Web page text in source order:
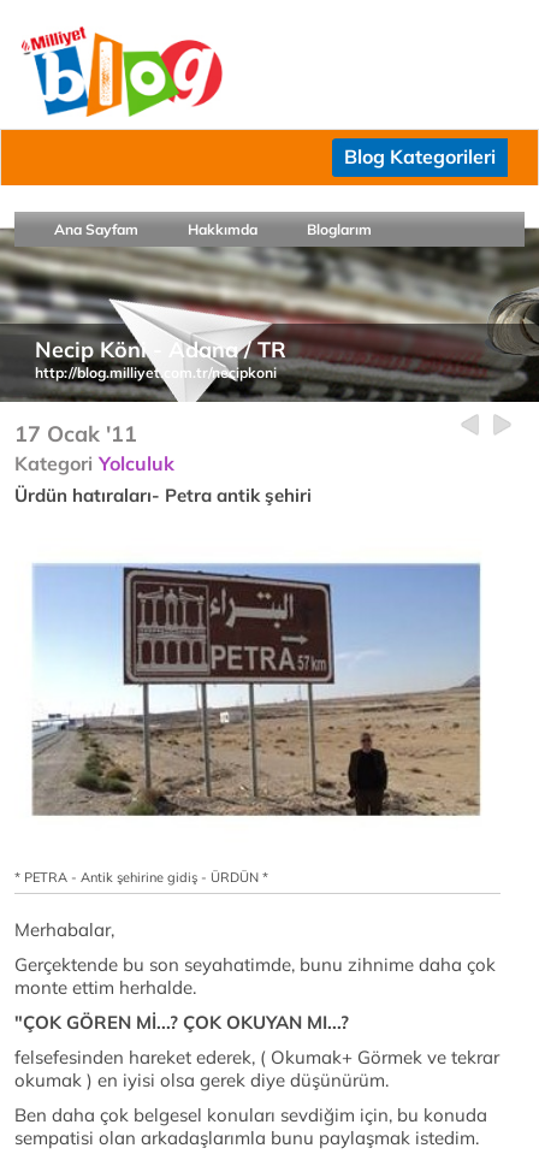
Blog Kategorileri
Ana Sayfam Hakkımda Bloglarım
Necip Köni - Adana / TR
http://blog.milliyet.com.tr/necipkoni
17 Ocak '11
Kategori Yolculuk
Ürdün hatıraları- Petra antik şehiri
* PETRA - Antik şehirine gidiş - ÜRDÜN *
Merhabalar,
Gerçektende bu son seyahatimde, bunu zihnime daha çok
monte ettim herhalde.
"ÇOK GÖREN Mİ...? ÇOK OKUYAN MI...?
felsefesinden hareket ederek, ( Okumak+ Görmek ve tekrar
okumak ) en iyisi olsa gerek diye düşünürüm.
Ben daha çok belgesel konuları sevdiğim için, bu konuda
sempatisi olan arkadaşlarımla bunu paylaşmak istedim.